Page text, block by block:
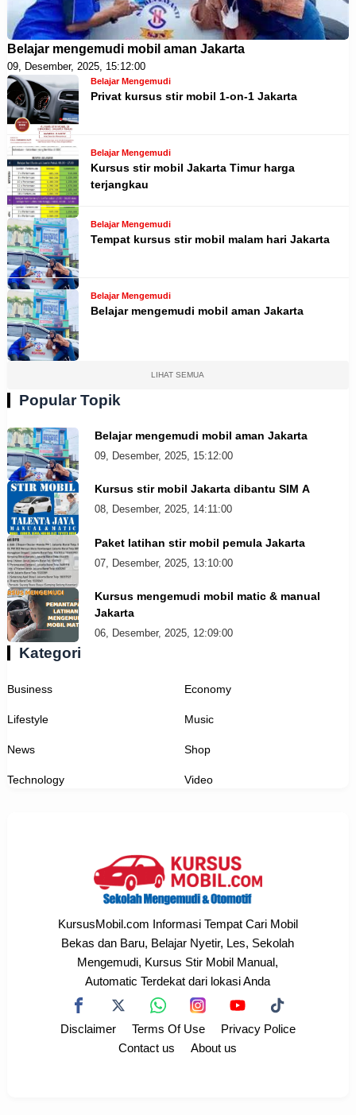
Belajar mengemudi mobil aman Jakarta
09, Desember, 2025, 15:12:00
Belajar Mengemudi
Privat kursus stir mobil 1-on-1 Jakarta
Belajar Mengemudi
Kursus stir mobil Jakarta Timur harga
terjangkau
Belajar Mengemudi
Tempat kursus stir mobil malam hari Jakarta
Belajar Mengemudi
Belajar mengemudi mobil aman Jakarta
LIHAT SEMUA
Popular Topik
Belajar mengemudi mobil aman Jakarta
09, Desember, 2025, 15:12:00
Kursus stir mobil Jakarta dibantu SIM A
08, Desember, 2025, 14:11:00
Paket latihan stir mobil pemula Jakarta
07, Desember, 2025, 13:10:00
Kursus mengemudi mobil matic & manual
Jakarta
06, Desember, 2025, 12:09:00
Kategori
Business Economy
Lifestyle Music
News Shop
Technology Video
KursusMobil.com Informasi Tempat Cari Mobil
Bekas dan Baru, Belajar Nyetir, Les, Sekolah
Mengemudi, Kursus Stir Mobil Manual,
Automatic Terdekat dari lokasi Anda
Disclaimer Terms Of Use
Privacy Police
Contact us
About us